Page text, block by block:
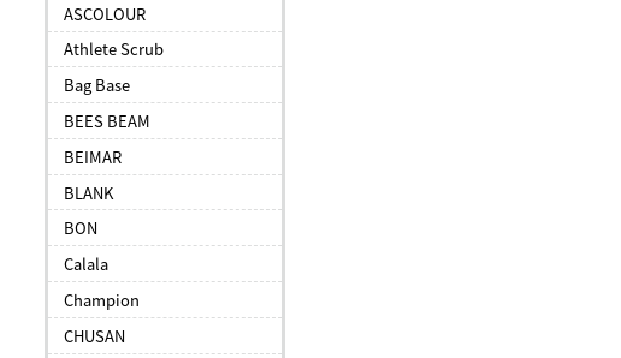
ASCOLOUR
Athlete Scrub
Bag Base
BEES BEAM
BEIMAR
BLANK
BON
Calala
Champion
CHUSAN